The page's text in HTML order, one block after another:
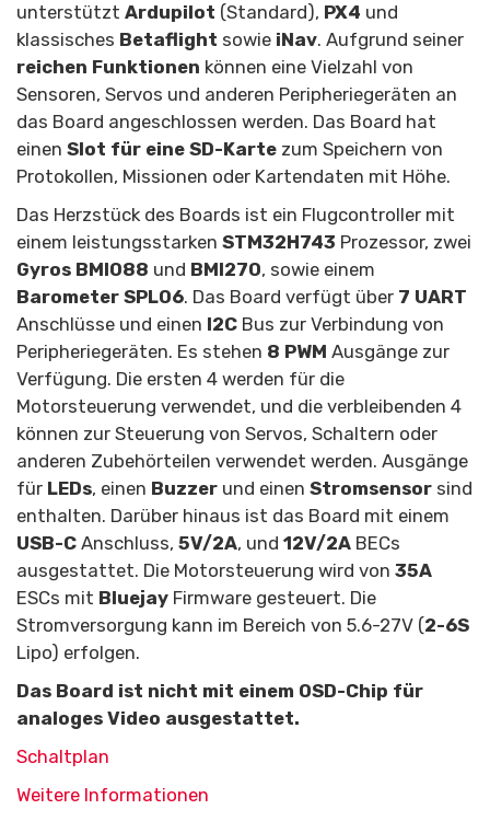
unterstützt Ardupilot (Standard), PX4 und
klassisches Betaflight sowie iNav. Aufgrund seiner
reichen Funktionen können eine Vielzahl von
Sensoren, Servos und anderen Peripheriegeräten an
das Board angeschlossen werden. Das Board hat
einen Slot für eine SD-Karte zum Speichern von
Protokollen, Missionen oder Kartendaten mit Höhe.
Das Herzstück des Boards ist ein Flugcontroller mit
einem leistungsstarken STM32H743 Prozessor, zwei
Gyros BMI088 und BMI270, sowie einem
Barometer SPL06. Das Board verfügt über 7 UART
Anschlüsse und einen I2C Bus zur Verbindung von
Peripheriegeräten. Es stehen 8 PWM Ausgänge zur
Verfügung. Die ersten 4 werden für die
Motorsteuerung verwendet, und die verbleibenden 4
können zur Steuerung von Servos, Schaltern oder
anderen Zubehörteilen verwendet werden. Ausgänge
für LEDs, einen Buzzer und einen Stromsensor sind
enthalten. Darüber hinaus ist das Board mit einem
USB-C Anschluss, 5V/2A, und 12V/2A BECs
ausgestattet. Die Motorsteuerung wird von 35A
ESCs mit Bluejay Firmware gesteuert. Die
Stromversorgung kann im Bereich von 5.6-27V (2-6S
Lipo) erfolgen.
Das Board ist nicht mit einem OSD-Chip für
analoges Video ausgestattet.
Schaltplan
Weitere Informationen